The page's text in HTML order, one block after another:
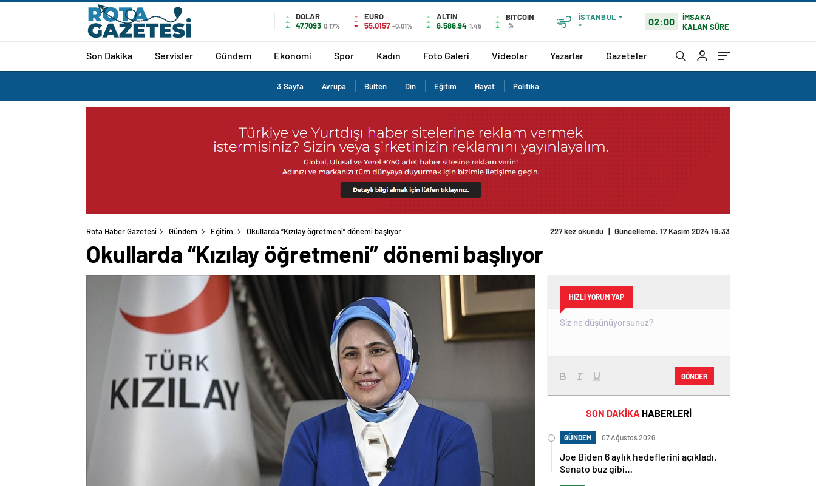
DOLAR
47,7093 0.17%
EURO
55,0157 -0.01%
ALTIN
6.586,94 1,45
BITCOIN
%
İSTANBUL
°
02:00
İMSAK'A
KALAN SÜRE
Son Dakika Servisler Gündem Ekonomi Spor Kadın Foto Galeri Videolar Yazarlar Gazeteler
3.Sayfa Avrupa Bülten Din Eğitim Hayat Politika
Rota Haber Gazetesi Gündem Eğitim Okullarda “Kızılay öğretmeni” dönemi başlıyor 227 kez okundu | Güncelleme: 17 Kasım 2024 16:33
Okullarda “Kızılay öğretmeni” dönemi başlıyor
HIZLI YORUM YAP
GÖNDER
SON DAKİKA HABERLERİ
GÜNDEM 07 Ağustos 2026
Joe Biden 6 aylık hedeflerini açıkladı.
Senato buz gibi…